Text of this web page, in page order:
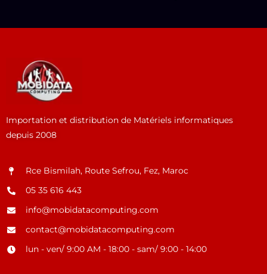
Importation et distribution de Matériels informatiques
depuis 2008
Rce Bismilah, Route Sefrou, Fez, Maroc
05 35 616 443
info@mobidatacomputing.com
contact@mobidatacomputing.com
lun - ven/ 9:00 AM - 18:00 - sam/ 9:00 - 14:00